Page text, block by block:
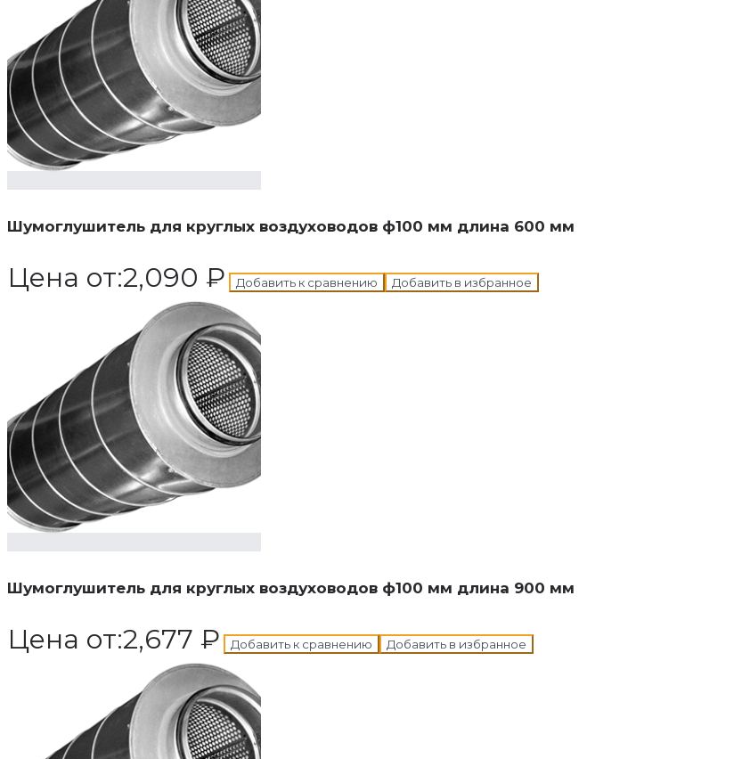
Шумоглушитель для круглых воздуховодов ф100 мм длина 600 мм
Цена от:2,090 ₽ Добавить к сравнению Добавить в избранное
Шумоглушитель для круглых воздуховодов ф100 мм длина 900 мм
Цена от:2,677 ₽ Добавить к сравнению Добавить в избранное